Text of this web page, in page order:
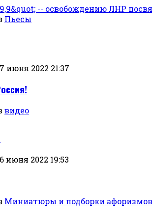
Пьесы
июня 2022 21:37
видео
июня 2022 19:53
Миниатюры и подборки афоризмов